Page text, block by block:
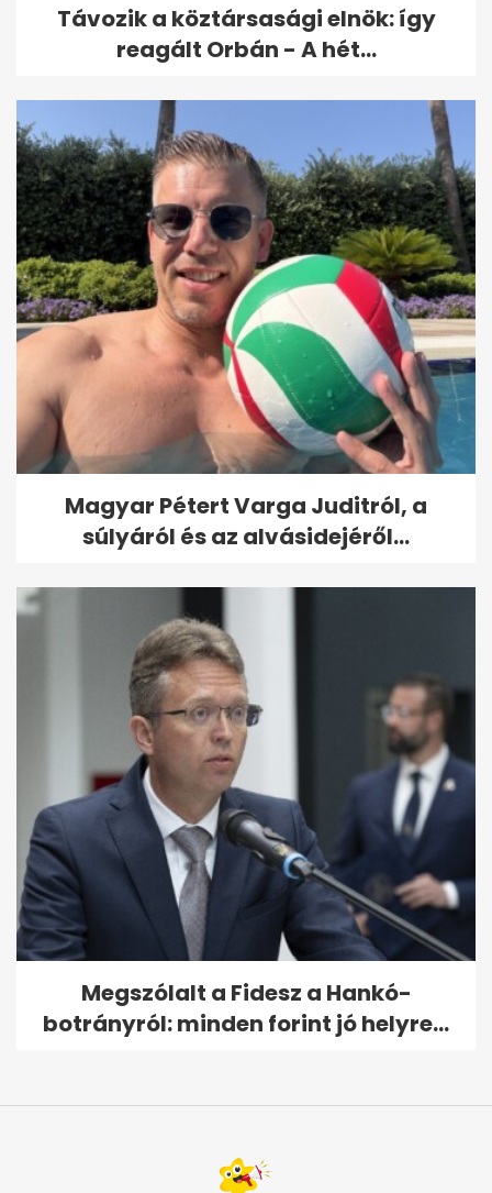
Távozik a köztársasági elnök: így
reagált Orbán - A hét...
Magyar Pétert Varga Juditról, a
súlyáról és az alvásidejéről...
Megszólalt a Fidesz a Hankó-
botrányról: minden forint jó helyre...